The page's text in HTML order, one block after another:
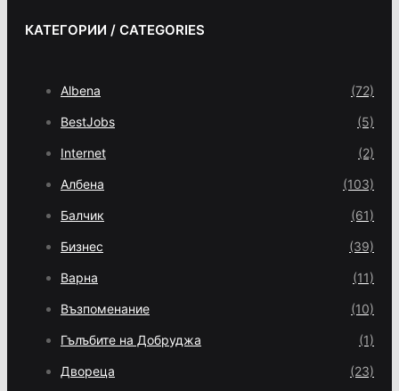
КАТЕГОРИИ / CATEGORIES
Albena (72)
BestJobs (5)
Internet (2)
Албена (103)
Балчик (61)
Бизнес (39)
Варна (11)
Възпоменание (10)
Гълъбите на Добруджа (1)
Двореца (23)